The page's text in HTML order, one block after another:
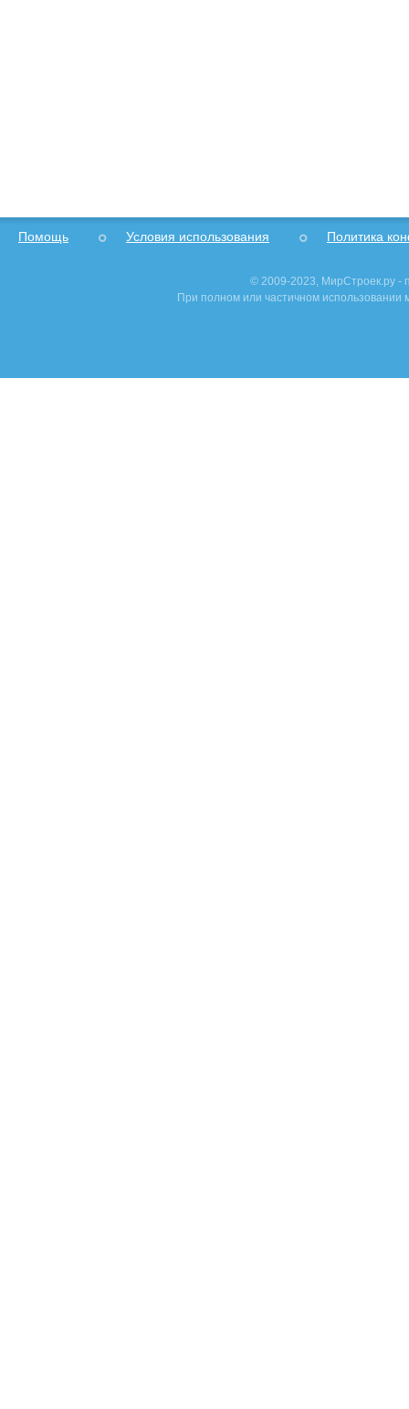
Помощь Условия использования Политика
© 2009-2023, МирСтроек.ру -
При полном или частичном использовании